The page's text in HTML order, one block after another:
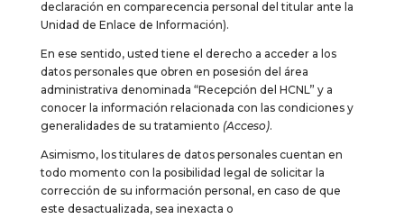
declaración en comparecencia personal del titular ante la
Unidad de Enlace de Información).
En ese sentido, usted tiene el derecho a acceder a los
datos personales que obren en posesión del área
administrativa denominada “Recepción del HCNL” y a
conocer la información relacionada con las condiciones y
generalidades de su tratamiento (Acceso).
Asimismo, los titulares de datos personales cuentan en
todo momento con la posibilidad legal de solicitar la
corrección de su información personal, en caso de que
este desactualizada, sea inexacta o